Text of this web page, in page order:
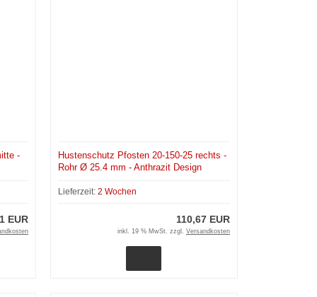
-
EUR
Hustenschutz Pfosten 20-150-25 rechts -
Rohr Ø 25.4 mm - Anthrazit Design
Lieferzeit: 2 Wochen
110,67 EUR
inkl. 19 % MwSt. zzgl. Versandkosten